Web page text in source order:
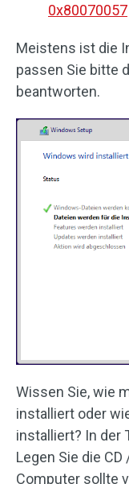
0x80070057
Meistens ist die
passen Sie bitte
beantworten.
Wissen Sie, wie
installiert oder
installiert? In der
Legen Sie die CD
Computer sollte